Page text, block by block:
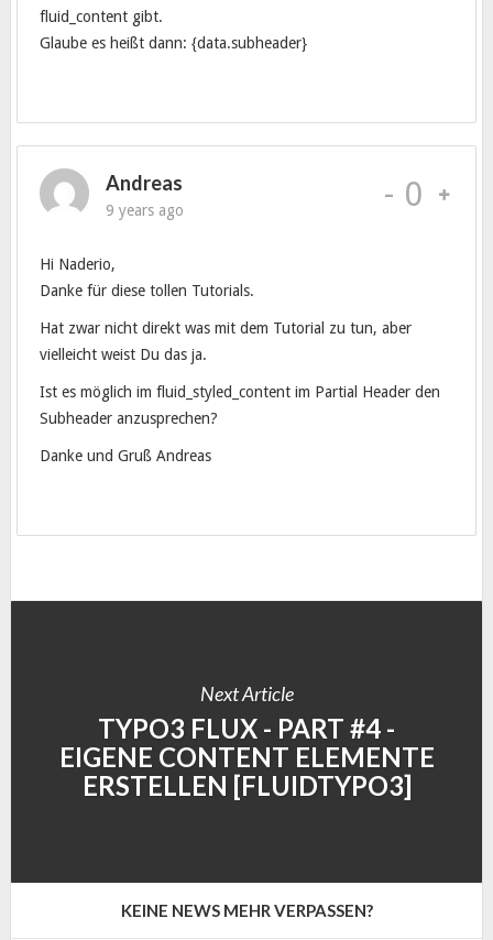
fluid_content gibt.
Glaube es heißt dann: {data.subheader}
Andreas
9 years ago - 0
Hi Naderio,
Danke für diese tollen Tutorials.
Hat zwar nicht direkt was mit dem Tutorial zu tun, aber
vielleicht weist Du das ja.
Ist es möglich im fluid_styled_content im Partial Header den
Subheader anzusprechen?
Danke und Gruß Andreas
Next Article
TYPO3 FLUX - PART #4 -
EIGENE CONTENT ELEMENTE
ERSTELLEN [FLUIDTYPO3]
KEINE NEWS MEHR VERPASSEN?